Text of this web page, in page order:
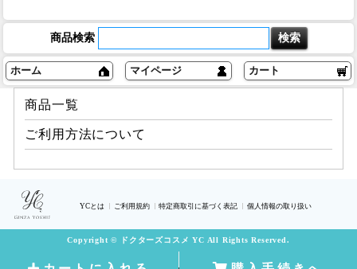
商品検索
ホーム マイページ カート
商品一覧
ご利用方法について
YCとは ご利用規約 特定商取引に基づく表記 個人情報の取り扱い
Copyright © ドクターズコスメ YC All Rights Reserved.